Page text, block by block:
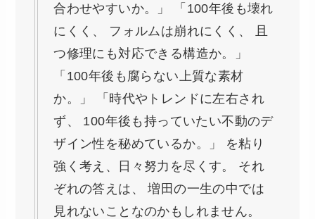
合わせやすいか。」 「100年後も壊れ
にくく、 フォルムは崩れにくく、 且
つ修理にも対応できる構造か。」
「100年後も腐らない上質な素材
か。」 「時代やトレンドに左右され
ず、 100年後も持っていたい不動のデ
ザイン性を秘めているか。」 を粘り
強く考え、日々努力を尽くす。 それ
ぞれの答えは、 増田の一生の中では
見れないことなのかもしれません。